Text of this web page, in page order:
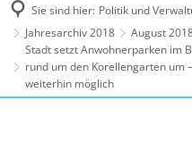
Sie sind hier: Politik und
Jahresarchiv 2018
August
Stadt setzt Anwohnerparken im
rund um den Korellengarten um
weiterhin möglich